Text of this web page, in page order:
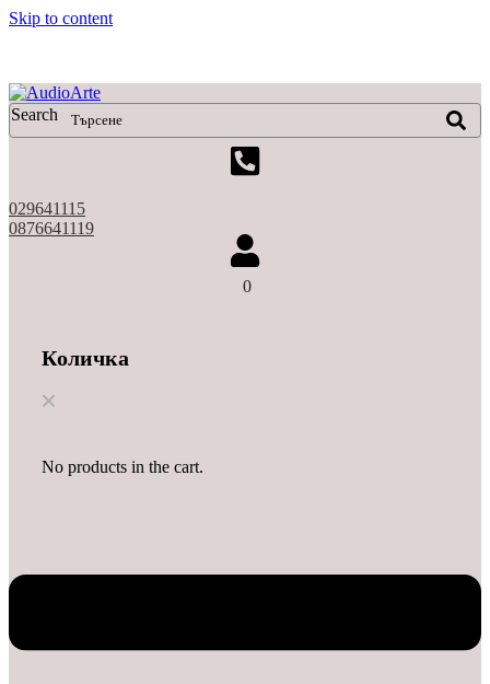
Skip to content
Search
029641115
0876641119
0
Количка
No products in the cart.